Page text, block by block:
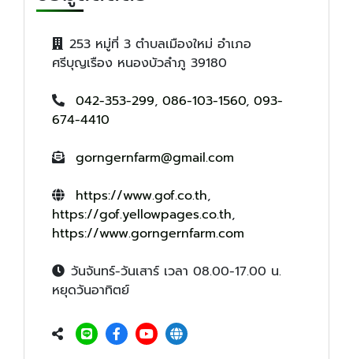
253 หมู่ที่ 3 ตำบลเมืองใหม่ อำเภอ
ศรีบุญเรือง หนองบัวลำภู 39180
042-353-299, 086-103-1560, 093-
674-4410
gorngernfarm@gmail.com
https://www.gof.co.th,
https://gof.yellowpages.co.th,
https://www.gorngernfarm.com
วันจันทร์-วันเสาร์ เวลา 08.00-17.00 น.
หยุดวันอาทิตย์